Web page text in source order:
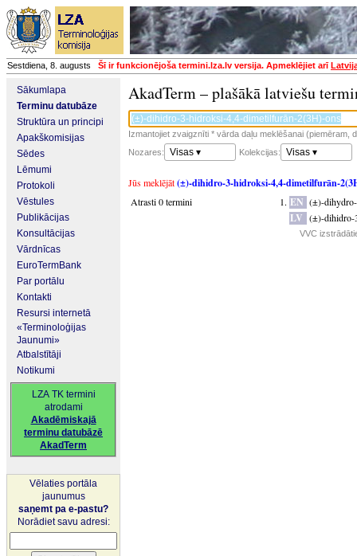
Sestdiena, 8. augusts Šī ir funkcionējoša termini.lza.lv versija. Apmeklējiet arī
Sākumlapa
Terminu datubāze
Struktūra un principi
Apakškomisijas
Sēdes
Lēmumi
Protokoli
Vēstules
Publikācijas
Konsultācijas
Vārdnīcas
EuroTermBank
Par portālu
Kontakti
Resursi internetā
«Terminoloģijas
Jaunumi»
Atbalstītāji
Notikumi
LZA TK termini
atrodami
Akadēmiskajā
terminu datubāzē
AkadTerm
Vēlaties portāla
jaunumus
saņemt pa e-pastu?
Norādiet savu adresi:
AkadTerm – plašākā latviešu
Izmantojiet zvaigznīti * vārda daļu meklēšanai (piemēram,
Nozares:
Visas ▾ Kolekcijas: Visas ▾
Jūs meklējāt(±)-dihidro-3-hidroksi-4,4-dimetilfurān-
Atrasti 0 termini EN (±)-
LV (±)-dihidro-
VVC